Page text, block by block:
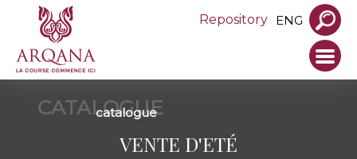
Repository ENG
CATALOGUE
catalogue
VENTE D'ETÉ